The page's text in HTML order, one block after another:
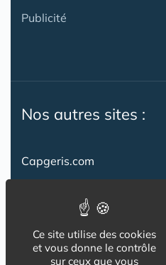
Publicité
Nos autres sites :
Capgeris.com
Emploi-formation-sante.com
Seniorissimmo.com
Ce site utilise des cookies
et vous donne le contrôle
sur ceux que vous